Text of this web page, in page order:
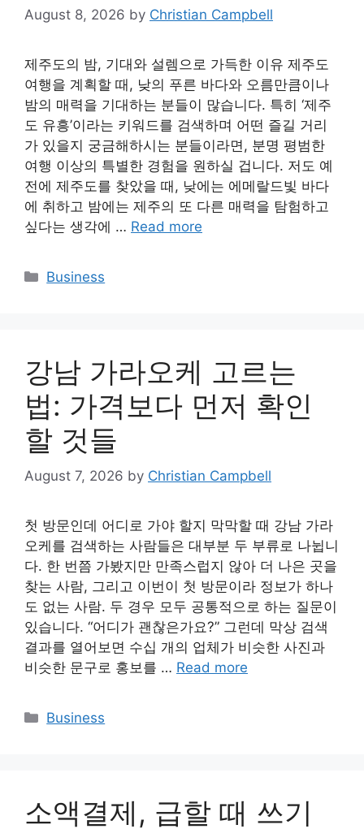
August 8, 2026 by Christian Campbell
제주도의 밤, 기대와 설렘으로 가득한 이유 제주도
여행을 계획할 때, 낮의 푸른 바다와 오름만큼이나
밤의 매력을 기대하는 분들이 많습니다. 특히 ‘제주
도 유흥’이라는 키워드를 검색하며 어떤 즐길 거리
가 있을지 궁금해하시는 분들이라면, 분명 평범한
여행 이상의 특별한 경험을 원하실 겁니다. 저도 예
전에 제주도를 찾았을 때, 낮에는 에메랄드빛 바다
에 취하고 밤에는 제주의 또 다른 매력을 탐험하고
싶다는 생각에 … Read more
Categories
Business
강남 가라오케 고르는
법: 가격보다 먼저 확인
할 것들
August 7, 2026 by Christian Campbell
첫 방문인데 어디로 가야 할지 막막할 때 강남 가라
오케를 검색하는 사람들은 대부분 두 부류로 나뉩니
다. 한 번쯤 가봤지만 만족스럽지 않아 더 나은 곳을
찾는 사람, 그리고 이번이 첫 방문이라 정보가 하나
도 없는 사람. 두 경우 모두 공통적으로 하는 질문이
있습니다. “어디가 괜찮은가요?” 그런데 막상 검색
결과를 열어보면 수십 개의 업체가 비슷한 사진과
비슷한 문구로 홍보를 … Read more
Categories
Business
소액결제, 급할 때 쓰기